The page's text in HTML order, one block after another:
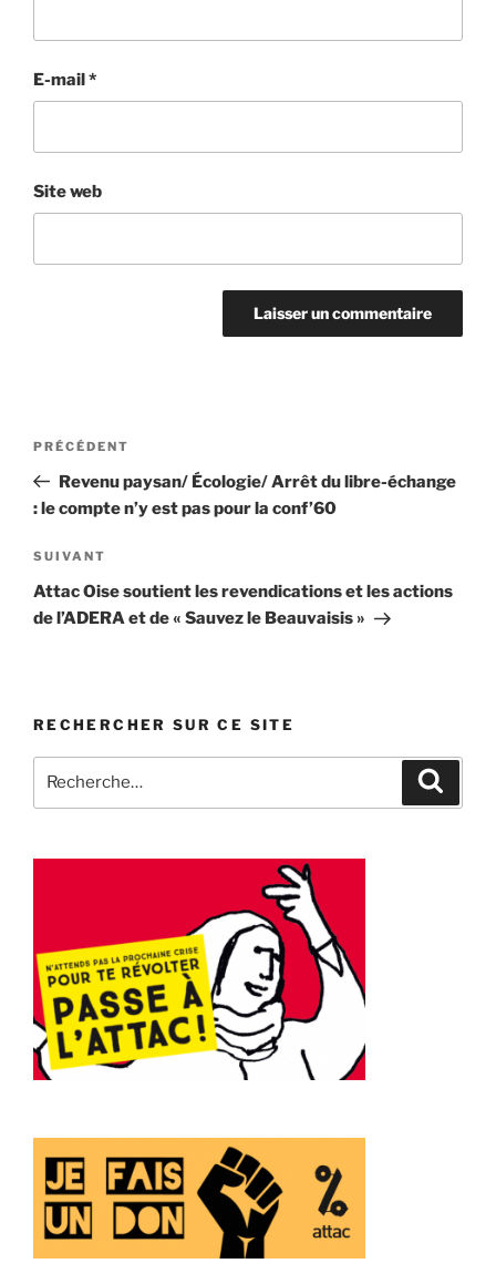
E-mail*
Site web
Navigation
l’article
Article
précédent
PRÉCÉDENT
Revenu paysan/ Écologie/ Arrêt du libre-échange
: le compte n’y est pas pour la conf’60
Article
suivant
SUIVANT
Attac Oise soutient les revendications et les actions
de l’ADERA et de « Sauvez le Beauvaisis »
RECHERCHER SUR CE SITE
pour